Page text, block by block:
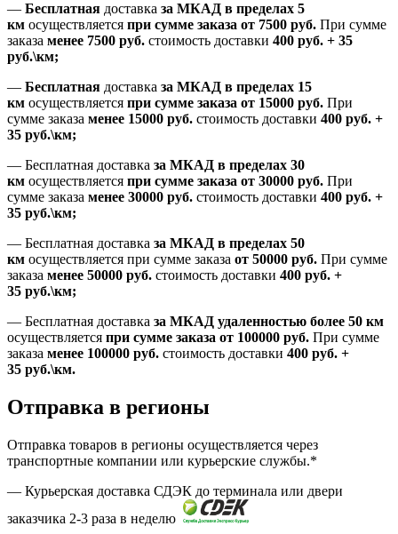
— Бесплатная доставка за МКАД в пределах 5
км осуществляется при сумме заказа от 7500 руб. При сумме
заказа менее 7500 руб. стоимость доставки 400 руб. + 35
руб.\км;
— Бесплатная доставка за МКАД в пределах 15
км осуществляется при сумме заказа от 15000 руб. При
сумме заказа менее 15000 руб. стоимость доставки 400 руб. +
35 руб.\км;
— Бесплатная доставка за МКАД в пределах 30
км осуществляется при сумме заказа от 30000 руб. При
сумме заказа менее 30000 руб. стоимость доставки 400 руб. +
35 руб.\км;
— Бесплатная доставка за МКАД в пределах 50
км осуществляется при сумме заказа от 50000 руб. При сумме
заказа менее 50000 руб. стоимость доставки 400 руб. +
35 руб.\км;
— Бесплатная доставка за МКАД удаленностью более 50 км
осуществляется при сумме заказа от 100000 руб. При сумме
заказа менее 100000 руб. стоимость доставки 400 руб. +
35 руб.\км.
Отправка в регионы
Отправка товаров в регионы осуществляется через
транспортные компании или курьерские службы.*
— Курьерская доставка СДЭК до терминала или двери
заказчика 2-3 раза в неделю